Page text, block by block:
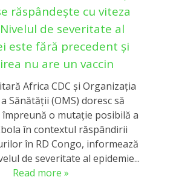
răspândește cu viteza
de severitate al
este fără precedent și
nu are un vaccin
Africa CDC şi Organizaţia
Sănătăţii (OMS) doresc să
o mutaţie posibilă a
în contextul răspândirii
în RD Congo, informează
de severitate al epidemie...
Read more »